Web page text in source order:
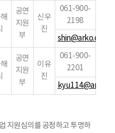
공연
지원
부
신우
진
061-900-
2198
shin@arko.or.kr
공연
지원
부
이유
진
061-900-
2201
지원심의를 공정하고 투명하